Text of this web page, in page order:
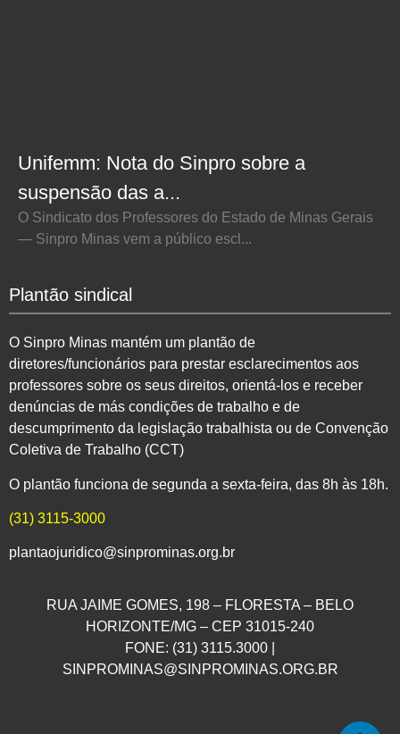
Unifemm: Nota do Sinpro sobre a
suspensão das a...
O Sindicato dos Professores do Estado de Minas Gerais
— Sinpro Minas vem a público escl...
Plantão sindical
O Sinpro Minas mantém um plantão de
diretores/funcionários para prestar esclarecimentos aos
professores sobre os seus direitos, orientá-los e receber
denúncias de más condições de trabalho e de
descumprimento da legislação trabalhista ou de Convenção
Coletiva de Trabalho (CCT)
O plantão funciona de segunda a sexta-feira, das 8h às 18h.
(31) 3115-3000
plantaojuridico@sinprominas.org.br
RUA JAIME GOMES, 198 – FLORESTA – BELO
HORIZONTE/MG – CEP 31015-240
FONE: (31) 3115.3000 |
SINPROMINAS@SINPROMINAS.ORG.BR